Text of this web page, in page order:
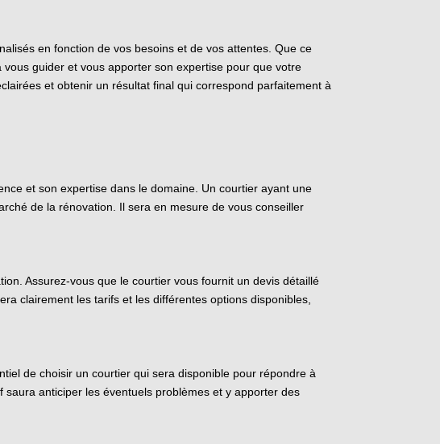
en fonction de vos besoins et de vos attentes. Que ce
guider et vous apporter son expertise pour que votre
et obtenir un résultat final qui correspond parfaitement à
et son expertise dans le domaine. Un courtier ayant une
de la rénovation. Il sera en mesure de vous conseiller
Assurez-vous que le courtier vous fournit un devis détaillé
clairement les tarifs et les différentes options disponibles,
de choisir un courtier qui sera disponible pour répondre à
anticiper les éventuels problèmes et y apporter des